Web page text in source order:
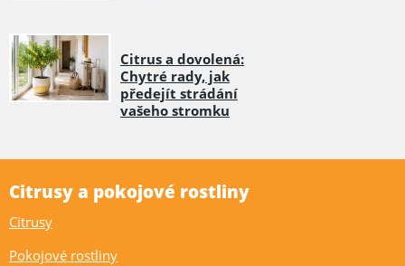
Citrus a dovolená:
Chytré rady, jak
předejít strádání
vašeho stromku
Citrusy a pokojové rostliny
Citrusy
Pokojové rostliny